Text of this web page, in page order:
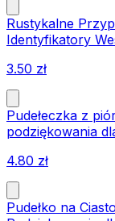
Rustykalne
Identyfikatory
3.50 zł
Pudełeczka z
podziękowania
4.80 zł
Pudełko na